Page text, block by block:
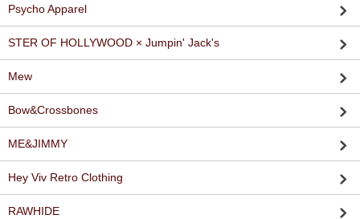
Psycho Apparel
STER OF HOLLYWOOD × Jumpin' Jack's
Mew
Bow&Crossbones
ME&JIMMY
Hey Viv Retro Clothing
RAWHIDE